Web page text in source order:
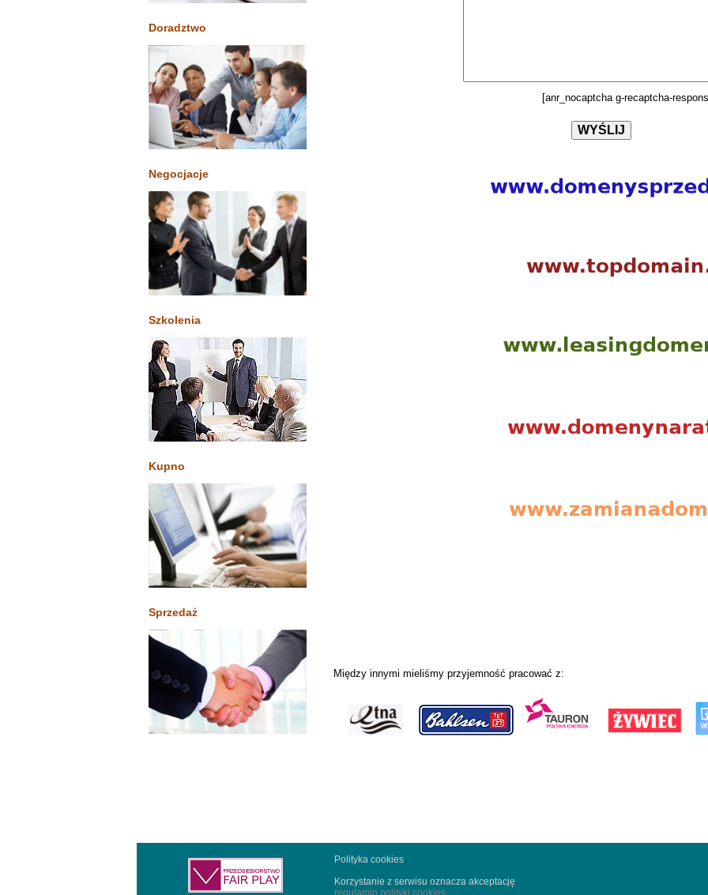
Doradztwo
Negocjacje
Szkolenia
Kupno
Sprzedaż
[anr_nocaptcha g-recaptcha-
Między innymi mieliśmy przyjemność pracować z:
Polityka cookies
Korzystanie z serwisu oznacza akceptację
regulamin polityki cookies